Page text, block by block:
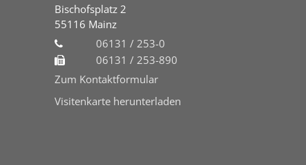
Bischofsplatz 2
55116 Mainz
06131 / 253-0
06131 / 253-890
Zum Kontaktformular
Visitenkarte herunterladen